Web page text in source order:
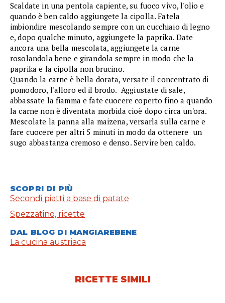
Scaldate in una pentola capiente, su fuoco vivo, l'olio e
quando è ben caldo aggiungete la cipolla. Fatela
imbiondire mescolando sempre con un cucchiaio di legno
e, dopo qualche minuto, aggiungete la paprika. Date
ancora una bella mescolata, aggiungete la carne
rosolandola bene e girandola sempre in modo che la
paprika e la cipolla non brucino.
Quando la carne è bella dorata, versate il concentrato di
pomodoro, l'alloro ed il brodo. Aggiustate di sale,
abbassate la fiamma e fate cuocere coperto fino a quando
la carne non è diventata morbida cioè dopo circa un'ora.
Mescolate la panna alla maizena, versarla sulla carne e
fare cuocere per altri 5 minuti in modo da ottenere un
sugo abbastanza cremoso e denso. Servire ben caldo.
SCOPRI DI PIÙ
Secondi piatti a base di patate
Spezzatino, ricette
DAL BLOG DI MANGIAREBENE
La cucina austriaca
RICETTE SIMILI